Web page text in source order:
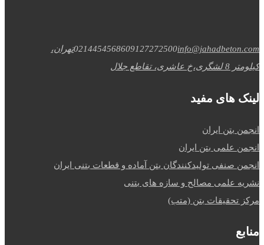
0214454568609127272500info@jahadbeton.com
تهران،
کیلومتر 8 لشگری،خ عاشری، تقاطع جلال
لینک های مفید
انجمن بتن ایران
انجمن علمی بتن ایران
انجمن صنفی تولیدکنندگان بتن آماده و قطعات بتنی ایران
نشریه علمی مصالح و سازه های بتنی
مرکز تحقیقات بتن (متب)
منابع